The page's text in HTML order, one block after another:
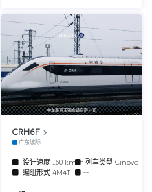
中车南京浦镇车辆有限公司
CRH6F
广东城际
设计速度 160 km/h列车类型 Cinova
编组形式 4M4T --